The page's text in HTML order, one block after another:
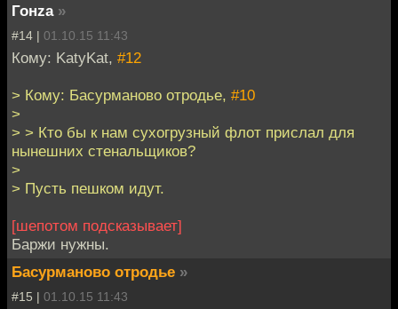
Гонzа »
#14 | 01.10.15 11:43
Кому: KatyKat, #12
> Кому: Басурманово отродье, #10
>
> > Кто бы к нам сухогрузный флот прислал для
нынешних стенальщиков?
>
> Пусть пешком идут.
[шепотом подсказывает]
Баржи нужны.
Басурманово отродье »
#15 | 01.10.15 11:43